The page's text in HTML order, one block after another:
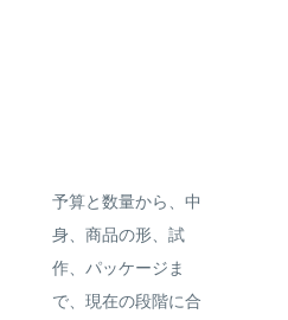
予算と数量から、中
身、商品の形、試
作、パッケージま
で、現在の段階に合